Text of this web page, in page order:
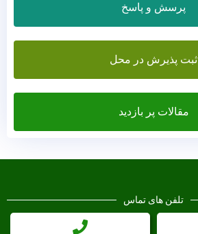
پرسش و پاسخ
ثبت پذیرش در محل
مقالات پر بازدید
تلفن های تماس